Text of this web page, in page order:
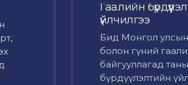
Гаалийн
үйлчилгээ
Бид Монгол
болон гүний
байгууллагад таны
бүрдүүлэлтийн